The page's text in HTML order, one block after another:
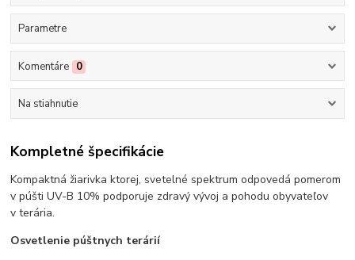
Parametre
Komentáre 0
Na stiahnutie
Kompletné špecifikácie
Kompaktná žiarivka ktorej, svetelné spektrum odpovedá pomerom
v púšti UV-B 10% podporuje zdravý vývoj a pohodu obyvateľov
v terária.
Osvetlenie púštnych terárií